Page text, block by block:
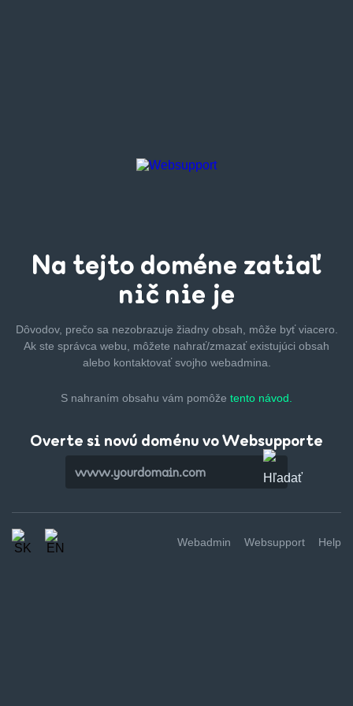
Na tejto doméne zatiaľ
nič nie je
Dôvodov, prečo sa nezobrazuje žiadny obsah, môže byťviacero.
Ak ste správca webu, môžete nahrať/zmazaťexistujúci obsah
alebo kontaktovať svojho webadmina.
S nahraním obsahu vám pomôže tento návod.
Overte si novú doménu vo Websupporte
Webadmin Websupport Help